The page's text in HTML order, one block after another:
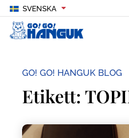
SVENSKA
GO! GO! HANGUK BLOG
Etikett: